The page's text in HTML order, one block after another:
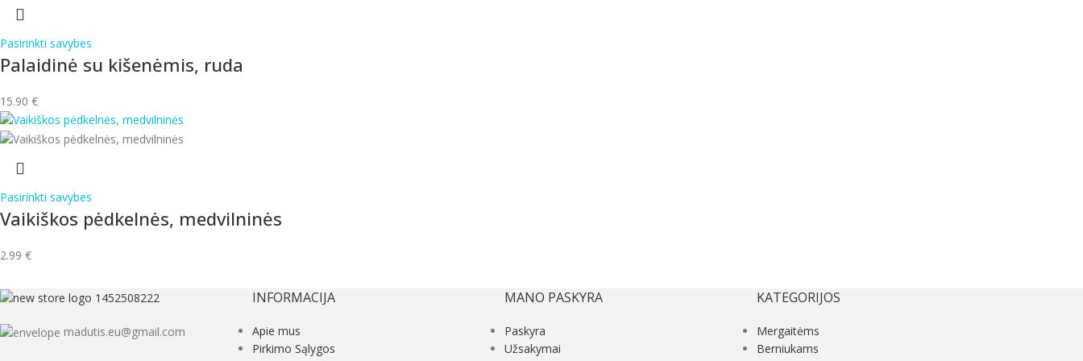
Pasirinkti savybes
Palaidinė su kišenėmis, ruda
15.90 €
Pasirinkti savybes
Vaikiškos pėdkelnės, medvilninės
2.99 €
madutis.eu@gmail.com
INFORMACIJA
Apie mus
Pirkimo Sąlygos
MANO PASKYRA
Paskyra
Užsakymai
KATEGORIJOS
Mergaitėms
Berniukams